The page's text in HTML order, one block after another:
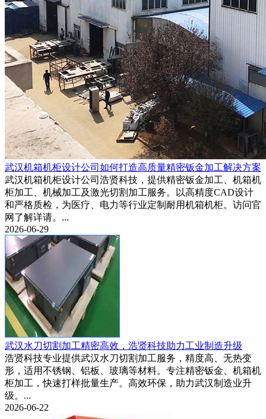
武汉机箱机柜设计公司如何打造高质量精密钣金加工解决方案
武汉机箱机柜设计公司浩贤科技，提供精密钣金加工、机箱机
柜加工、机械加工及激光切割加工服务。以高精度CAD设计
和严格质检，为医疗、电力等行业定制耐用机箱机柜。访问官
网了解详请。...
2026-06-29
武汉水刀切割加工精密高效，浩贤科技助力工业制造升级
浩贤科技专业提供武汉水刀切割加工服务，精度高、无热变
形，适用不锈钢、铝板、玻璃等材料。专注精密钣金、机箱机
柜加工，快速打样批量生产。高效环保，助力武汉制造业升
级。...
2026-06-22